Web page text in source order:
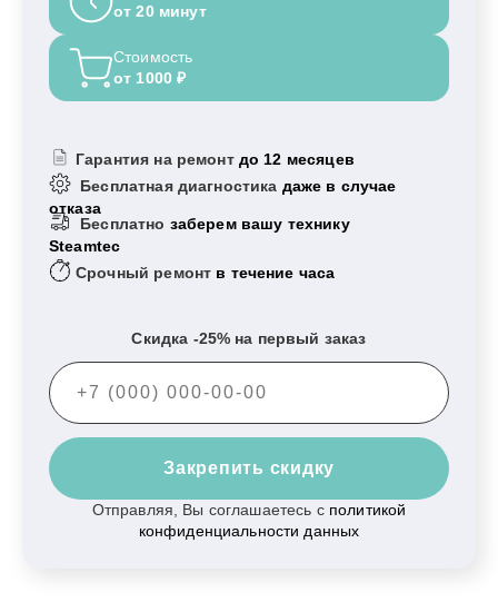
от 20 минут
Стоимость
от 1000 ₽
Гарантия на ремонт до 12 месяцев
Бесплатная диагностика даже в случае
отказа
Бесплатно заберем вашу технику
Steamtec
Срочный ремонт в течение часа
Скидка -25% на первый заказ
Закрепить скидку
Отправляя, Вы соглашаетесь с политикой
конфиденциальности данных